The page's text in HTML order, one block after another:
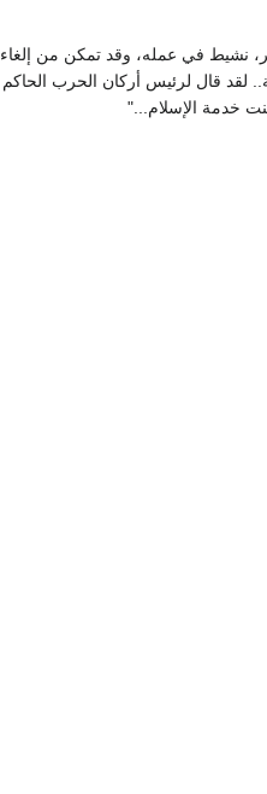
نشيط في عمله، وقد تمكن من
قال لرئيس أركان الحرب الحاكم
خدمة الإسلام..."